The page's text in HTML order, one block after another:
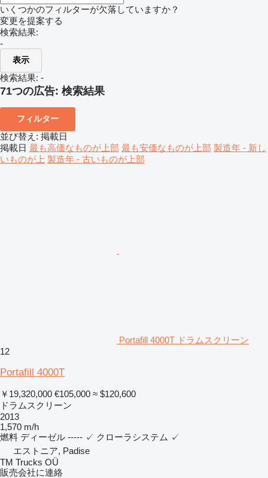
いくつかのフィルターが欠落していますか？
変更を提案する
検索結果:
-
表示
検索結果: -
71つの広告: 検索結果
フィルター
並び替え : 掲載日
掲載日 最も高価なものが上部 最も安価なものが上部 製造年 - 新し
いものが上 製造年 - 古いものが上部
Portafill 4000T ドラムスクリーン
12
Portafill 4000T
￥19,320,000 €105,000 ≈ $120,600
ドラムスクリーン
2013
1,570 m/h
燃料 ディーゼル ----- ✓ クローラシステム ✓
エストニア, Padise
TM Trucks OÜ
販売会社に連絡